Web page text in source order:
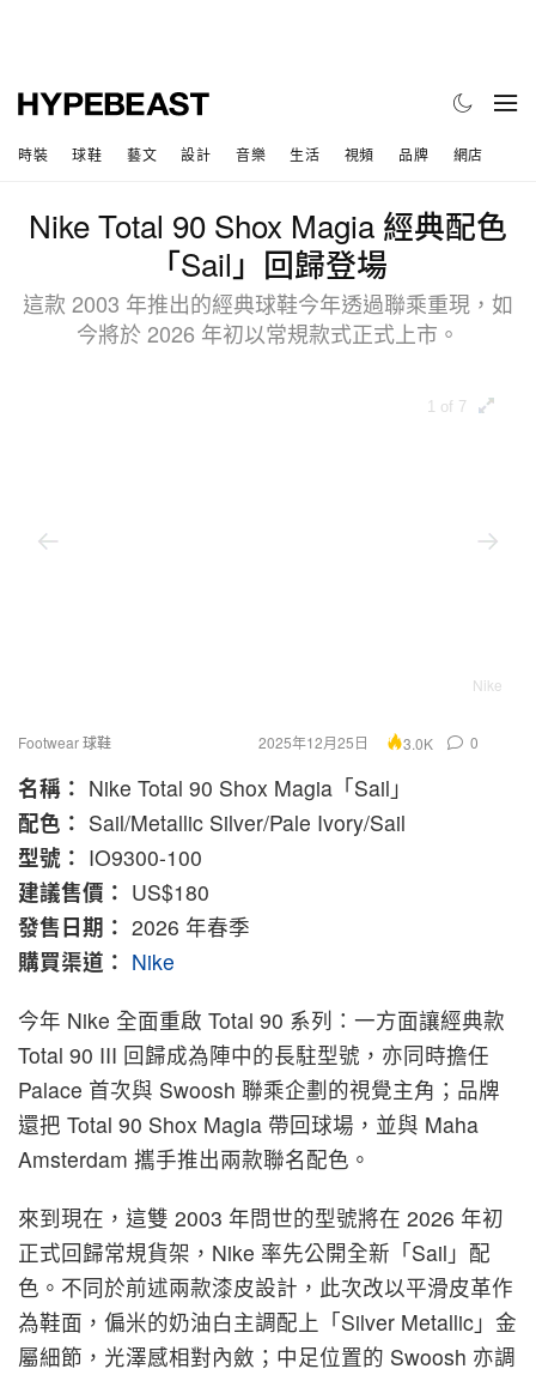
時裝 球鞋 藝文 設計 音樂 生活 視頻 品牌 網店
Nike Total 90 Shox Magia 經典配色
「Sail」回歸登場
這款 2003 年推出的經典球鞋今年透過聯乘重現，如
今將於 2026 年初以常規款式正式上市。
1 of 7
Nike
Footwear 球鞋 2025年12月25日 3.0K 0
名稱： Nike Total 90 Shox Magia「Sail」
配色： Sail/Metallic Silver/Pale Ivory/Sail
型號： IO9300-100
建議售價： US$180
發售日期： 2026 年春季
購買渠道： Nike
今年 Nike 全面重啟 Total 90 系列：一方面讓經典款
Total 90 III 回歸成為陣中的長駐型號，亦同時擔任
Palace 首次與 Swoosh 聯乘企劃的視覺主角；品牌
還把 Total 90 Shox Magia 帶回球場，並與 Maha
Amsterdam 攜手推出兩款聯名配色。
來到現在，這雙 2003 年問世的型號將在 2026 年初
正式回歸常規貨架，Nike 率先公開全新「Sail」配
色。不同於前述兩款漆皮設計，此次改以平滑皮革作
為鞋面，偏米的奶油白主調配上「Silver Metallic」金
屬細節，光澤感相對內斂；中足位置的 Swoosh 亦調